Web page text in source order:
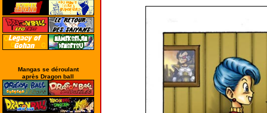
Mangas se déroulant
après Dragon ball